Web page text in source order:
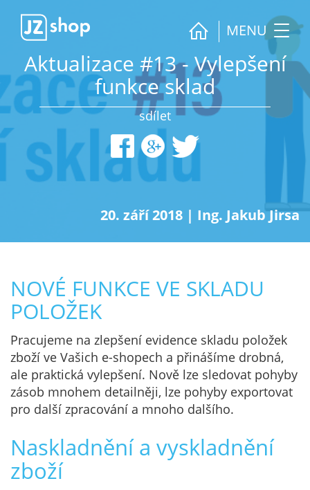
MENU
Aktualizace #13 - Vylepšení
funkce sklad
sdílet
20. září 2018 | Ing. Jakub Jirsa
NOVÉ FUNKCE VE SKLADU
POLOŽEK
Pracujeme na zlepšení evidence skladu položek
zboží ve Vašich e-shopech a přinášíme drobná,
ale praktická vylepšení. Nově lze sledovat pohyby
zásob mnohem detailněji, lze pohyby exportovat
pro další zpracování a mnoho dalšího.
Naskladnění a vyskladnění
zboží